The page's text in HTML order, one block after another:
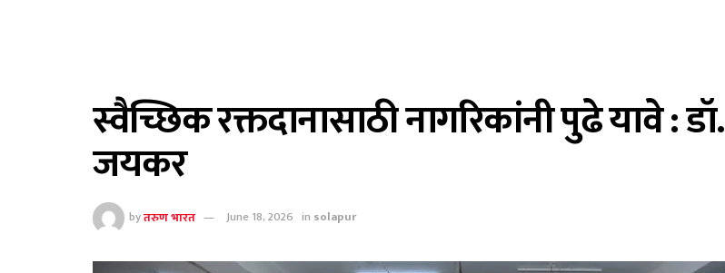
स्वैच्छिक रक्तदानासाठी नागरिकांनी पुढे यावे : डॉ.
जयकर
byतरुण भारत June 18, 2026 in solapur